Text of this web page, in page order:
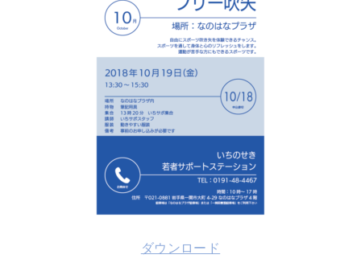
ダウンロード